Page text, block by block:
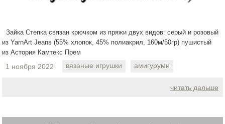
Зайка Степка связан крючком из пряжи двух видов: серый и розовый
из YarnArt Jeans (55% хлопок, 45% полиакрил, 160м/50гр) пушистый
из Астория Камтекс Прем
1 ноября 2022 вязаные игрушки амигуруми
читать дальше